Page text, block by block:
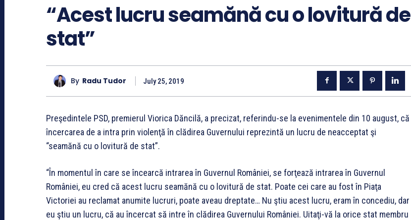
“Acest lucru seamănă cu o lovitură de
stat”
By Radu Tudor July 25, 2019
Preşedintele PSD, premierul Viorica Dăncilă, a precizat, referindu-se la evenimentele din 10 august, că
încercarea de a intra prin violenţă în clădirea Guvernului reprezintă un lucru de neacceptat şi
“seamănă cu o lovitură de stat”.
“În momentul în care se încearcă intrarea în Guvernul României, se forţează intrarea în Guvernul
României, eu cred că acest lucru seamănă cu o lovitură de stat. Poate cei care au fost în Piaţa
Victoriei au reclamat anumite lucruri, poate aveau dreptate… Nu ştiu acest lucru, eram în concediu, dar
eu ştiu un lucru, că au încercat să intre în clădirea Guvernului României. Uitaţi-vă la orice stat membru